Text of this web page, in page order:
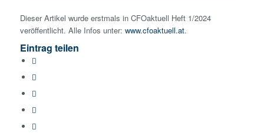
Dieser Artikel wurde erstmals in CFOaktuell Heft 1/2024
veröffentlicht. Alle Infos unter: www.cfoaktuell.at.
Eintrag teilen